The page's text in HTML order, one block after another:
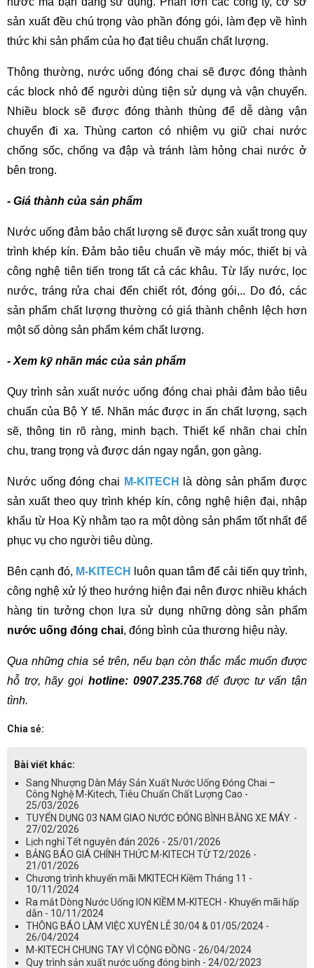
sản xuất đều chú trọng vào phần đóng gói, làm đẹp về hình
thức khi sản phẩm của họ đạt tiêu chuẩn chất lượng.
Thông thường, nước uống đóng chai sẽ được đóng thành
các block nhỏ để người dùng tiện sử dụng và vận chuyển.
Nhiều block sẽ được đóng thành thùng để dễ dàng vận
chuyển đi xa. Thùng carton có nhiệm vụ giữ chai nước
chống sốc, chống va đập và tránh làm hỏng chai nước ở
bên trong.
- Giá thành của sản phẩm
Nước uống đảm bảo chất lượng sẽ được sản xuất trong quy
trình khép kín. Đảm bảo tiêu chuẩn về máy móc, thiết bị và
công nghệ tiên tiến trong tất cả các khâu. Từ lấy nước, lọc
nước, tráng rửa chai đến chiết rót, đóng gói,.. Do đó, các
sản phẩm chất lượng thường có giá thành chênh lệch hơn
một số dòng sản phẩm kém chất lượng.
- Xem kỹ nhãn mác của sản phẩm
Quy trình sản xuất nước uống đóng chai phải đảm bảo tiêu
chuẩn của Bộ Y tế. Nhãn mác được in ấn chất lượng, sạch
sẽ, thông tin rõ ràng, minh bạch. Thiết kế nhãn chai chỉn
chu, trang trọng và được dán ngay ngắn, gọn gàng.
Nước uống đóng chai M-KITECH
là dòng sản phẩm được
sản xuất theo quy trình khép kín, công nghệ hiện đại, nhập
khẩu từ Hoa Kỳ nhằm tạo ra một dòng sản phẩm tốt nhất để
phục vụ cho người tiêu dùng.
Bên cạnh đó, M-KITECH
luôn quan tâm để cải tiến quy trình,
công nghệ xử lý theo hướng hiện đại nên được nhiều khách
nước uống đóng chai, đóng bình của thương hiệu này.
Qua những chia sẻ trên, nếu bạn còn thắc mắc muốn được
hỗ trợ, hãy gọi hotline: 0907.235.768 để được tư vấn tận
tình.
Chia sẻ:
Bài viết khác:
Sang Nhượng Dàn Máy Sản Xuất Nước Uống Đóng Chai –
Công Nghệ M-Kitech, Tiêu Chuẩn Chất Lượng Cao -
25/03/2026
TUYỂN DỤNG 03 NAM GIAO NƯỚC ĐÓNG BÌNH BẰNG XE MÁY. -
27/02/2026
Lịch nghỉ Tết nguyên đán 2026 - 25/01/2026
BẢNG BÁO GIÁ CHÍNH THỨC M-KITECH TỪ T2/2026 -
21/01/2026
Chương trình khuyến mãi MKITECH Kiềm Tháng 11 -
10/11/2024
Ra mắt Dòng Nước Uống ION KIỀM M-KITECH - Khuyến mãi hấp
dẫn - 10/11/2024
THÔNG BÁO LÀM VIỆC XUYÊN LỄ 30/04 & 01/05/2024 -
26/04/2024
M-KITECH CHUNG TAY VÌ CỘNG ĐỒNG - 26/04/2024
Quy trình sản xuất nước uống đóng bình - 24/02/2023